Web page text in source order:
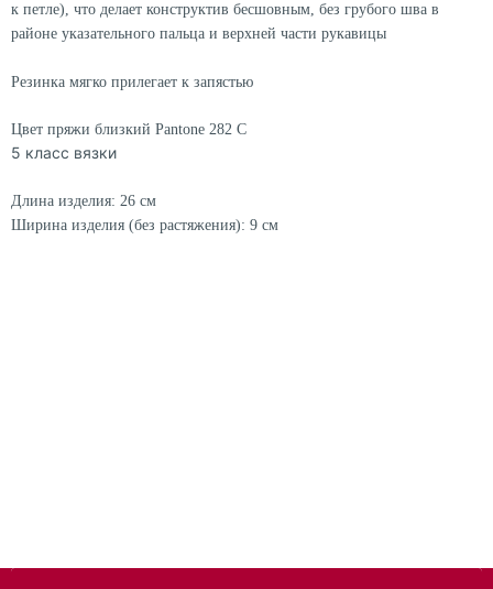
к петле), что делает конструктив бесшовным, без грубого шва в
районе указательного пальца и верхней части рукавицы
Резинка мягко прилегает к запястью
Цвет пряжи близкий Pantonе 282 С
5 класс вязки
Длина изделия: 26 см
Ширина изделия (без растяжения): 9 см